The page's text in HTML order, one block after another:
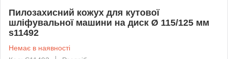
Пилозахисний кожух для кутової
шліфувальної машини на диск Ø 115/125 мм
s11492
Немає в наявності